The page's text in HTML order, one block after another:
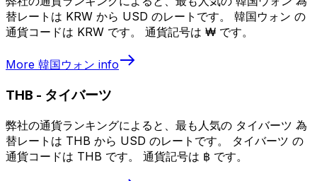
替レートは KRW から USD のレートです。 韓国ウォン の
通貨コードは KRW です。 通貨記号は ₩ です。
More 韓国ウォン info
THB - タイバーツ
弊社の通貨ランキングによると、最も人気の タイバーツ 為
替レートは THB から USD のレートです。 タイバーツ の
通貨コードは THB です。 通貨記号は ฿ です。